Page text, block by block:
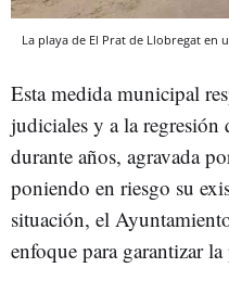
La playa de El Prat de Llobregat en
Esta medida municipal
judiciales y a la regresión
durante años, agravada
poniendo en riesgo su
situación, el
enfoque para garantizar